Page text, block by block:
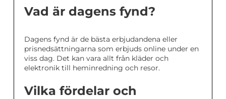
Vad är dagens fynd?
Dagens fynd är de bästa erbjudandena eller
prisnedsättningarna som erbjuds online under en
viss dag. Det kan vara allt från kläder och
elektronik till heminredning och resor.
Vilka fördelar och